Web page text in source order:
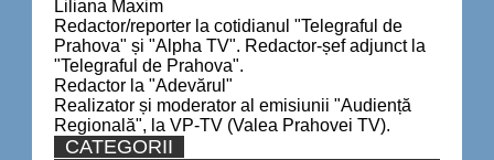
Liliana Maxim
Redactor/reporter la cotidianul "Telegraful de
Prahova" și "Alpha TV". Redactor-șef adjunct la
"Telegraful de Prahova".
Redactor la "Adevărul"
Realizator și moderator al emisiunii "Audiență
Regională", la VP-TV (Valea Prahovei TV).
CATEGORII